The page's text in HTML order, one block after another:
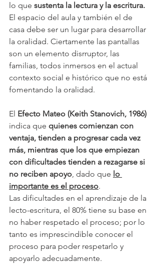
lo que sustenta la lectura y la escritura.
El espacio del aula y también el de
casa debe ser un lugar para desarrollar
la oralidad. Ciertamente las pantallas
son un elemento disrruptor, las
familias, todos inmersos en el actual
contexto social e histórico que no está
fomentando la oralidad.
El Efecto Mateo (Keith Stanovich, 1986)
indica que quienes comienzan con
ventaja, tienden a progresar cada vez
más, mientras que los que empiezan
con dificultades tienden a rezagarse si
no reciben apoyo, dado que lo
importante es el proceso.
Las dificultades en el aprendizaje de la
lecto-escritura, el 80% tiene su base en
no haber respetado el proceso; por lo
tanto es imprescindible conocer el
proceso para poder respetarlo y
apoyarlo adecuadamente.